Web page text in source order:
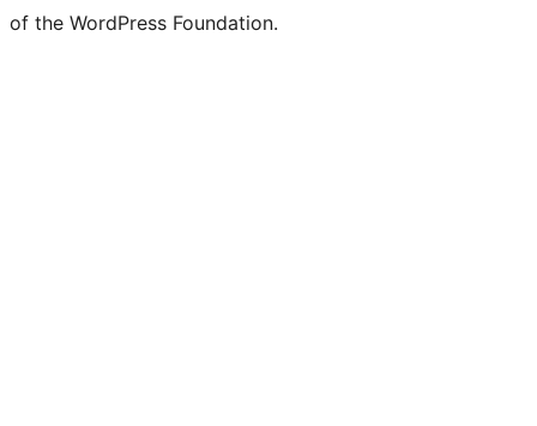
of the WordPress Foundation.